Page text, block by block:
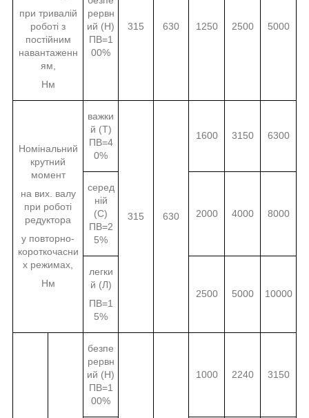
при тривалій
роботі з
постійним
навантаженн
ям,
Нм
рервн
ий (Н)
ПВ=1
00%
315 630 1250 2500 5000
Номінальний
крутний
момент
на вих. валу
при роботі
редуктора
у повторно-
короткочасни
х режимах,
Нм
важки
й (Т)
ПВ=4
0%
315 630
1600 3150 6300
серед
ній
(С)
ПВ=2
5%
2000 4000 8000
легки
й (Л)
ПВ=1
5%
2500 5000 10000
безпе
рервн
ий (Н)
ПВ=1
00%
1000 2240 3150